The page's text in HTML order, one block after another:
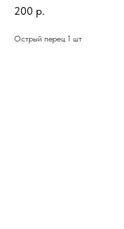
200 р.
Острый перец 1 шт